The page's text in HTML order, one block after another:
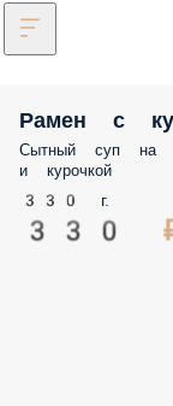
Рамен с
Сытный суп на
и курочкой
330 г.
330